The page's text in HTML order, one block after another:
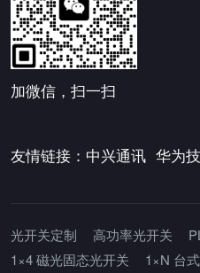
加微信，扫一扫
友情链接： 中兴通讯 华为
光开关定制 高功率光开关
1×4 磁光固态光开关
1×N 台